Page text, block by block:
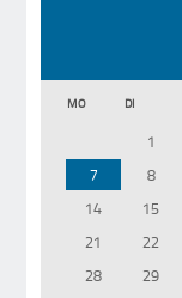
MO DI
1
7
8
14
15
21
22
28
29